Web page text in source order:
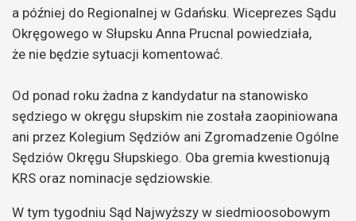
a później do Regionalnej w Gdańsku. Wiceprezes Sądu
Okręgowego w Słupsku Anna Prucnal powiedziała,
że nie będzie sytuacji komentować.
Od ponad roku żadna z kandydatur na stanowisko
sędziego w okręgu słupskim nie została zaopiniowana
ani przez Kolegium Sędziów ani Zgromadzenie Ogólne
Sędziów Okręgu Słupskiego. Oba gremia kwestionują
KRS oraz nominacje sędziowskie.
W tym tygodniu Sąd Najwyższy w siedmioosobowym